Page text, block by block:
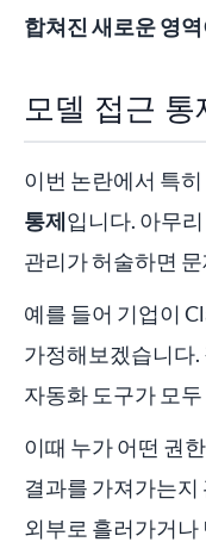
합쳐진 새로운 영역
모델 접근
이번 논란에서 특
통제입니다. 아무
관리가 허술하면
예를 들어 기업이
가정해보겠습니다.
자동화 도구가 모
이때 누가 어떤 권
결과를 가져가는
외부로 흘러가거나